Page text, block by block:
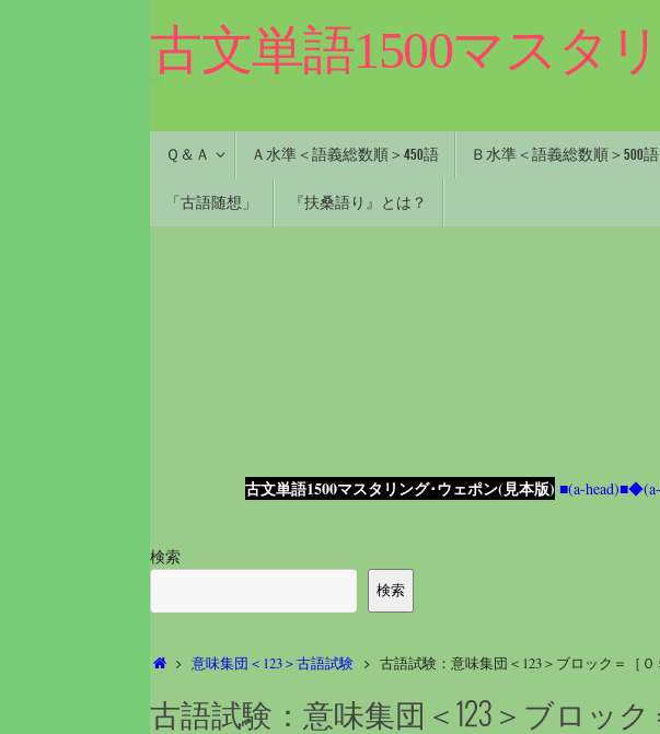
古文単語1500マスタ
ツ
Ｑ＆Ａ Ａ水準＜語義総数順＞450語 Ｂ水準＜語義総数順＞500語
「古語随想」 『扶桑語り』とは？
古文単語1500マスタリング･ウェポン(見本版) ■(a-head)■
検索
検索
ホ
ム
意味集団＜123＞古語試験 古語試験：意味集団＜123＞ブロック＝［０
古語試験：意味集団＜123＞ブロック